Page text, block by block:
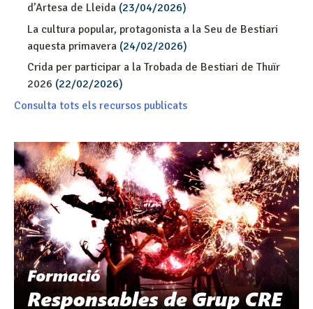
d’Artesa de Lleida (23/04/2026)
La cultura popular, protagonista a la Seu de Bestiari
aquesta primavera (24/02/2026)
Crida per participar a la Trobada de Bestiari de Thuïr
2026 (22/02/2026)
Consulta tots els recursos publicats